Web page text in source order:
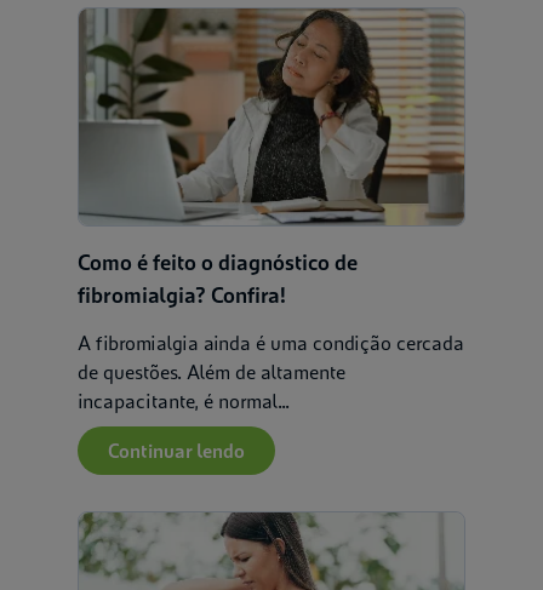
Como é feito o diagnóstico de
fibromialgia? Confira!
A fibromialgia ainda é uma condição cercada
de questões. Além de altamente
incapacitante, é normal...
Continuar lendo